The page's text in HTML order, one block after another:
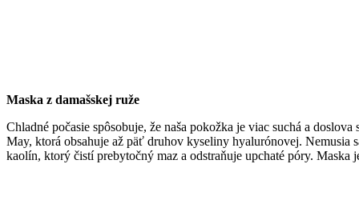
Maska z damašskej ruže
Chladné počasie spôsobuje, že naša pokožka je viac suchá a
May, ktorá obsahuje až päť druhov kyseliny hyalurónovej.
kaolín, ktorý čistí prebytočný maz a odstraňuje upchaté póry. Maska